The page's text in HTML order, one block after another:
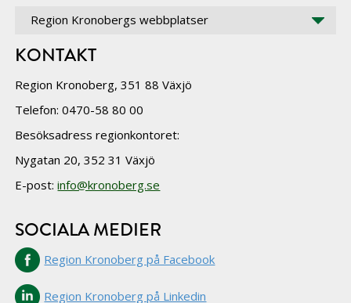
Region Kronobergs webbplatser
KONTAKT
Region Kronoberg, 351 88 Växjö
Telefon: 0470-58 80 00
Besöksadress regionkontoret:
Nygatan 20, 352 31 Växjö
E-post:info@kronoberg.se
SOCIALA MEDIER
Region Kronoberg på Facebook
Region Kronoberg på Linkedin